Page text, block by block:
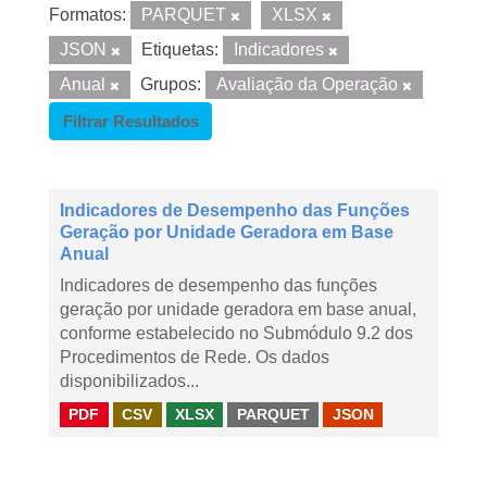
Formatos: PARQUET
XLSX
JSON
Etiquetas:
Indicadores
Anual
Grupos:
Avaliação da Operação
Filtrar Resultados
Indicadores de Desempenho das Funções
Geração por Unidade Geradora em Base
Anual
Indicadores de desempenho das funções
geração por unidade geradora em base anual,
conforme estabelecido no Submódulo 9.2 dos
Procedimentos de Rede. Os dados
disponibilizados...
PDF CSV XLSX PARQUET JSON